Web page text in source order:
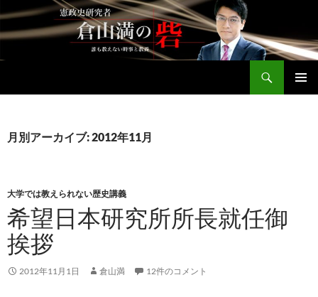
テ
ン
へ
ッ
月別アーカイブ: 2012年11月
大学では教えられない歴史講義
希望日本研究所所長就任御
挨拶
2012年11月1日 倉山満 12件のコメント